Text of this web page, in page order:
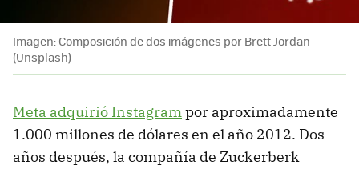
Imagen: Composición de dos imágenes por Brett Jordan
(Unsplash)
Meta adquirió Instagrampor aproximadamente
1.000 millones de dólares en el año 2012. Dos
años después, la compañía de Zuckerberk